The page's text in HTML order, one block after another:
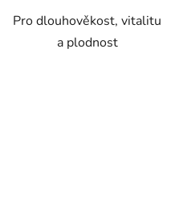
Pro dlouhověkost, vitalitu
a plodnost